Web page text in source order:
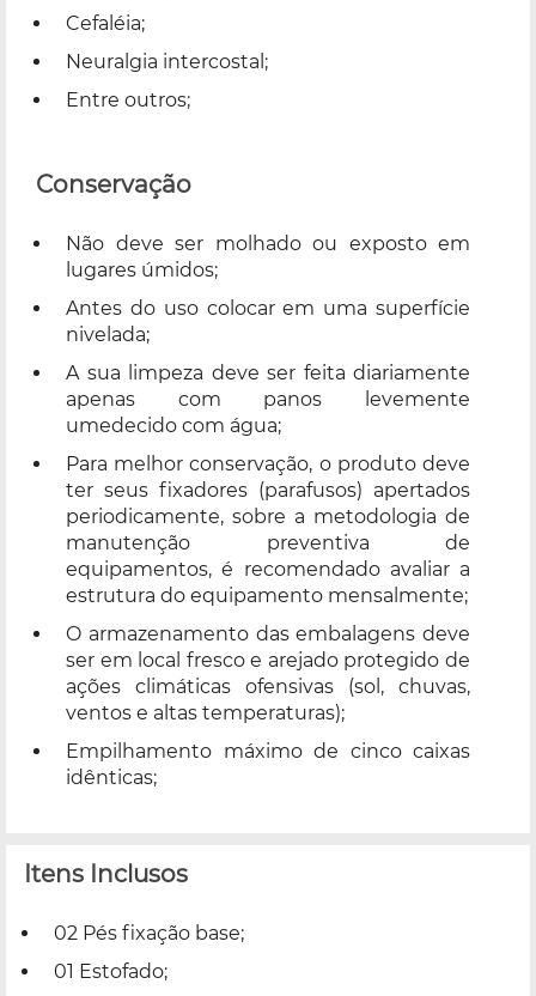
Cefaléia;
Neuralgia intercostal;
Entre outros;
Conservação
Não deve ser molhado ou exposto em
lugares úmidos;
Antes do uso colocar em uma superfície
nivelada;
A sua limpeza deve ser feita diariamente
apenas com panos levemente
umedecido com água;
Para melhor conservação, o produto deve
ter seus fixadores (parafusos) apertados
periodicamente, sobre a metodologia de
manutenção preventiva de
equipamentos, é recomendado avaliar a
estrutura do equipamento mensalmente;
O armazenamento das embalagens deve
ser em local fresco e arejado protegido de
ações climáticas ofensivas (sol, chuvas,
ventos e altas temperaturas);
Empilhamento máximo de cinco caixas
idênticas;
Itens Inclusos
02 Pés fixação base;
01 Estofado;